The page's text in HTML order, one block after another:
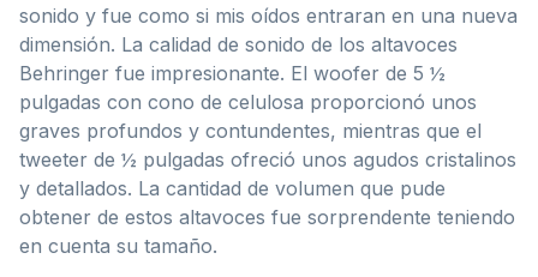
sonido y fue como si mis oídos entraran en una nueva
dimensión. La calidad de sonido de los altavoces
Behringer fue impresionante. El woofer de 5 ½
pulgadas con cono de celulosa proporcionó unos
graves profundos y contundentes, mientras que el
tweeter de ½ pulgadas ofreció unos agudos cristalinos
y detallados. La cantidad de volumen que pude
obtener de estos altavoces fue sorprendente teniendo
en cuenta su tamaño.